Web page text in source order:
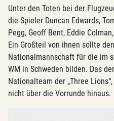
Unter den Toten bei der
die Spieler Duncan Edwards,
Pegg, Geoff Bent, Eddie
Ein Großteil von ihnen sollte
Nationalmannschaft für die im
WM in Schweden bilden. Das
Nationalteam der „Three
nicht über die Vorrunde hinaus.